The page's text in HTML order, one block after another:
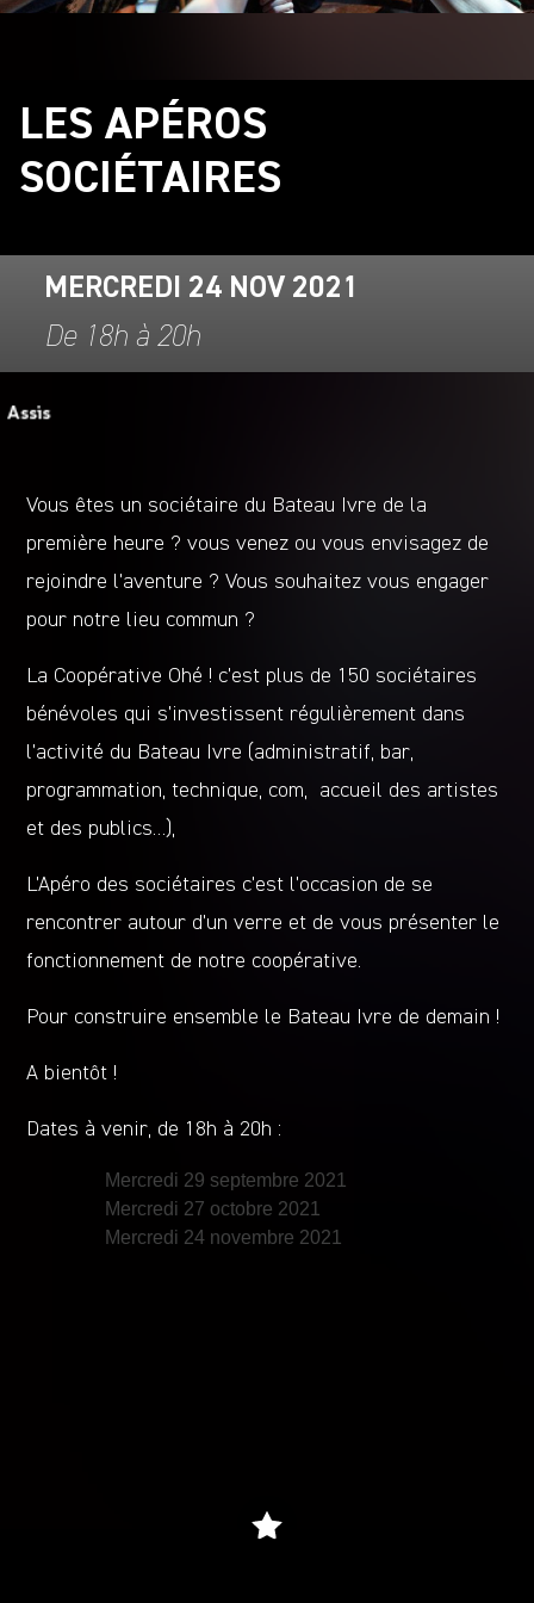
LES APÉROS
SOCIÉTAIRES
MERCREDI 24 NOV 2021
De 18h à 20h
Vous êtes un sociétaire du Bateau Ivre de la
première heure ? vous venez ou vous envisagez de
rejoindre l’aventure ? Vous souhaitez vous engager
pour notre lieu commun ?
La Coopérative Ohé ! c’est plus de 150 sociétaires
bénévoles qui s’investissent régulièrement dans
l’activité du Bateau Ivre (administratif, bar,
programmation, technique, com, accueil des artistes
et des publics…),
L’Apéro des sociétaires c’est l’occasion de se
rencontrer autour d’un verre et de vous présenter le
fonctionnement de notre coopérative.
Pour construire ensemble le Bateau Ivre de demain !
A bientôt !
Dates à venir, de 18h à 20h :
Mercredi 29 septembre 2021
Mercredi 27 octobre 2021
Mercredi 24 novembre 2021